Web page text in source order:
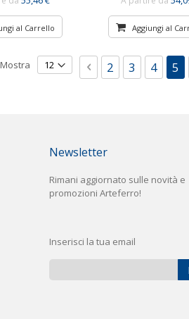
al Carrello Aggiungi al
Pagina
Pagina
Precedente
Pagina
2 Pagina
3 Pagina
4 5
Mostra
Newsletter
Rimani aggiornato sulle novità e
promozioni Arteferro!
Inserisci la tua email